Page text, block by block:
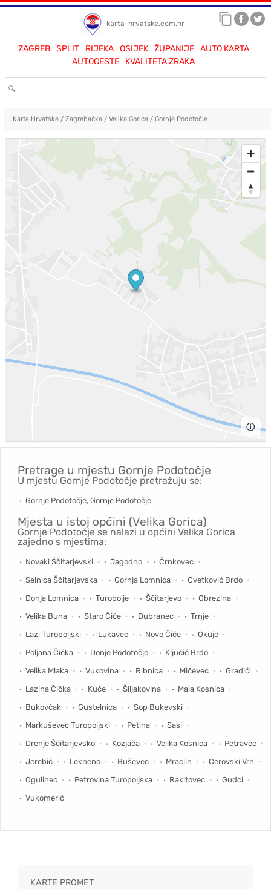
karta-hrvatske.com.hr
ZAGREB SPLIT RIJEKA OSIJEK ŽUPANIJE
AUTO KARTA
AUTOCESTE
KVALITETA ZRAKA
Karta Hrvatske/ Zagrebačka/ Velika Gorica/ Gornje Podotočje
ⓘ
Pretrage u mjestu Gornje Podotočje
U mjestu Gornje Podotočje pretražuju se:
Gornje Podotočje, Gornje Podotočje
Mjesta u istoj općini (Velika Gorica)
Gornje Podotočje se nalazi u općini Velika Gorica
zajedno s mjestima:
Novaki Ščitarjevski Jagodno
Črnkovec
Selnica Ščitarjevska
Gornja Lomnica
Cvetković Brdo
Donja Lomnica
Turopolje Ščitarjevo
Obrezina
Velika Buna
Staro Čiće Dubranec
Trnje
Lazi Turopoljski
Lukavec Novo Čiče
Okuje
Poljana Čička
Donje Podotočje
Ključić Brdo
Velika Mlaka
Vukovina Ribnica Mičevec
Gradići
Lazina Čička
Kuče Šiljakovina
Mala Kosnica
Bukovčak
Gustelnica
Sop Bukevski
Markuševec Turopoljski
Petina
Sasi
Drenje Ščitarjevsko
Kozjača Velika Kosnica
Petravec
Jerebić
Lekneno Buševec Mraclin
Cerovski Vrh
Ogulinec
Petrovina Turopoljska Rakitovec
Gudci
Vukomerić
KARTE PROMET